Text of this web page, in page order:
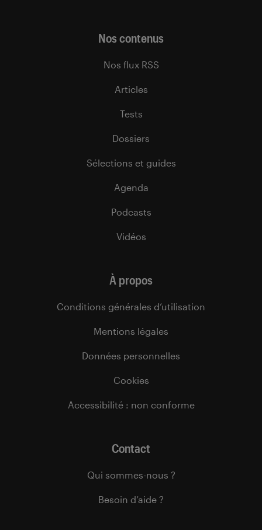
Nos contenus
Nos flux RSS
Articles
Tests
Dossiers
Sélections et guides
Agenda
Podcasts
Vidéos
À propos
Conditions générales d’utilisation
Mentions légales
Données personnelles
Cookies
Accessibilité : non conforme
Contact
Qui sommes-nous ?
Besoin d’aide ?